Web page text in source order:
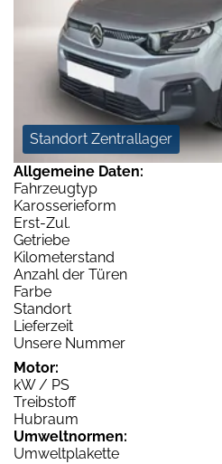
Standort Zentrallager
Allgemeine Daten:
Fahrzeugtyp
Karosserieform
Erst-Zul.
Getriebe
Kilometerstand
Anzahl der Türen
Farbe
Standort
Lieferzeit
Unsere Nummer
Motor:
kW / PS
Treibstoff
Hubraum
Umweltnormen:
Umweltplakette